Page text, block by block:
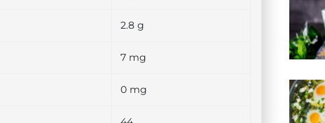
2.8 g
7 mg
0 mg